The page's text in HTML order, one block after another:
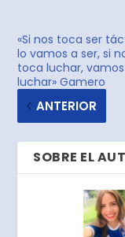
«Si nos toca ser
lo vamos a ser, si
toca luchar,
luchar» Gamero
ANTERIOR
SOBRE EL